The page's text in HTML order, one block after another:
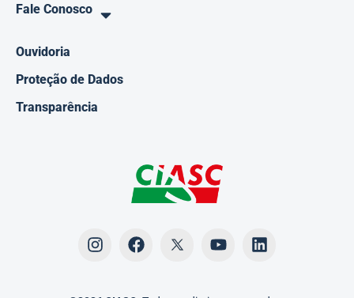
Fale Conosco
Ouvidoria
Proteção de Dados
Transparência